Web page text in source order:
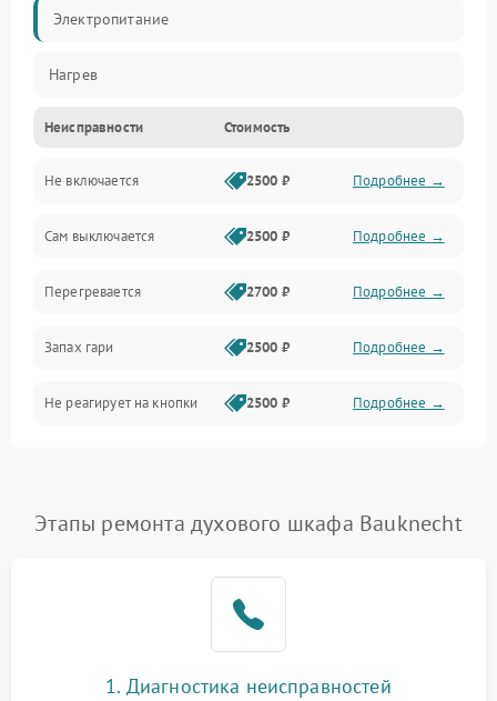
Электропитание
Нагрев
Неисправности Стоимость
Не включается 2500 ₽ Подробнее →
Сам выключается 2500 ₽ Подробнее →
Перегревается 2700 ₽ Подробнее →
Запах гари 2500 ₽ Подробнее →
Не реагирует на кнопки 2500 ₽ Подробнее →
Этапы ремонта духового шкафа Bauknecht
1. Диагностика неисправностей